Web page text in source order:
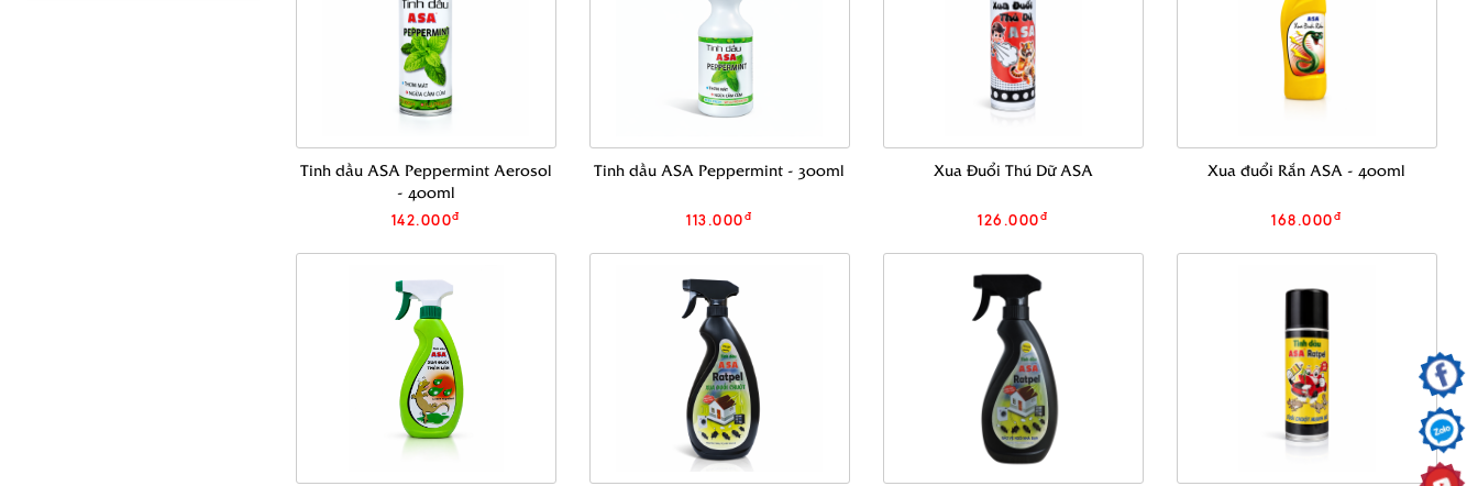
Tinh dầu ASA Peppermint Aerosol
- 400ml
142.000đ
Tinh dầu ASA Peppermint - 300ml
113.000đ
Xua Đuổi Thú Dữ ASA
126.000đ
Xua đuổi Rắn ASA - 400ml
168.000đ